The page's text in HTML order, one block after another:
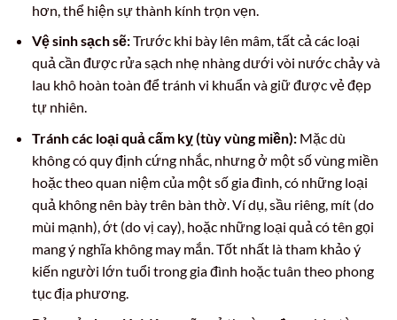
hơn, thể hiện sự thành kính trọn vẹn.
Vệ sinh sạch sẽ:Trước khi bày lên mâm, tất cả các loại
quả cần được rửa sạch nhẹ nhàng dưới vòi nước chảy và
lau khô hoàn toàn để tránh vi khuẩn và giữ được vẻ đẹp
tự nhiên.
Tránh các loại quả cấm kỵ (tùy vùng miền):Mặc dù
không có quy định cứng nhắc, nhưng ở một số vùng miền
hoặc theo quan niệm của một số gia đình, có những loại
quả không nên bày trên bàn thờ. Ví dụ, sầu riêng, mít (do
mùi mạnh), ớt (do vị cay), hoặc những loại quả có tên gọi
mang ý nghĩa không may mắn. Tốt nhất là tham khảo ý
kiến người lớn tuổi trong gia đình hoặc tuân theo phong
tục địa phương.